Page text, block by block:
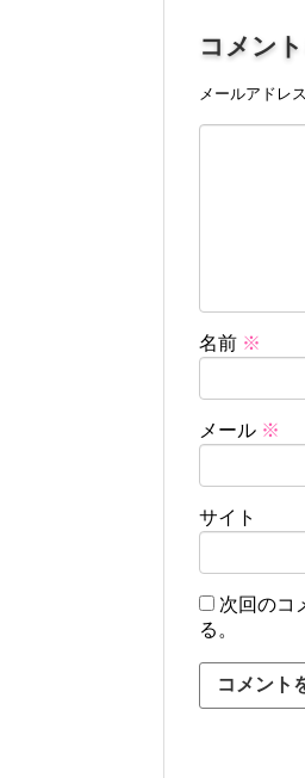
コメン
メールアドレ
名前 ※
メール ※
サイト
次回のコ
る。